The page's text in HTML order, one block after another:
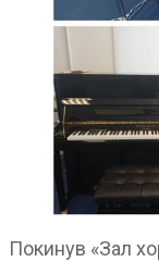
Покинув «Зал